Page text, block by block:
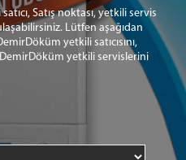
Satış noktası, yetkili servis
Lütfen aşağıdan
yetkili satıcısını,
yetkili servislerini